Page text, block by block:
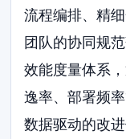
流程编排、精
团队的协同规
效能度量体系
逸率、部署频
数据驱动的改